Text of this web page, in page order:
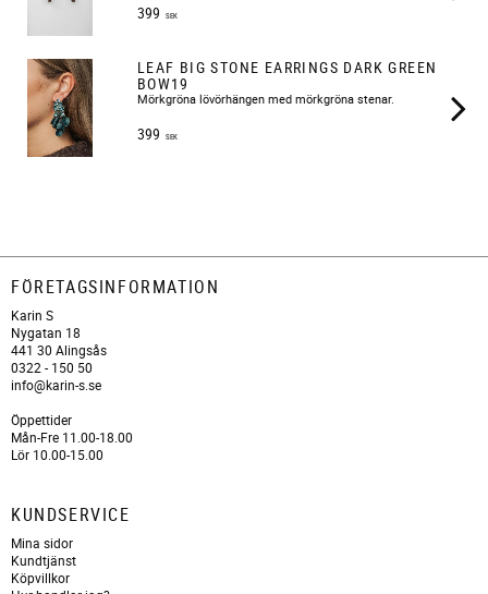
399 SEK
LEAF BIG STONE EARRINGS DARK GREEN
BOW19
Mörkgröna lövörhängen med mörkgröna stenar.
399 SEK
FÖRETAGSINFORMATION
Karin S
Nygatan 18
441 30 Alingsås
0322 - 150 50
info@karin-s.se
Öppettider
Mån-Fre 11.00-18.00
Lör 10.00-15.00
KUNDSERVICE
Mina sidor
Kundtjänst
Köpvillkor